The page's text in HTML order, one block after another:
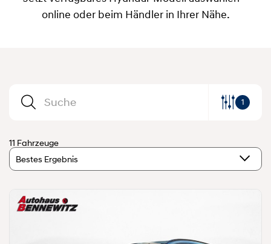
online oder beim Händler in Ihrer Nähe.
1
11 Fahrzeuge
Bestes Ergebnis